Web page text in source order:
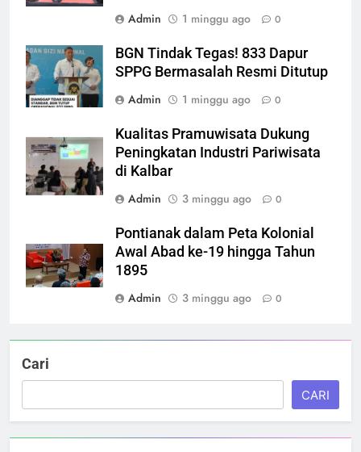
Admin
1 minggu ago 0
BGN Tindak Tegas! 833 Dapur
SPPG Bermasalah Resmi Ditutup
Admin
1 minggu ago 0
Kualitas Pramuwisata Dukung
Peningkatan Industri Pariwisata
di Kalbar
Admin
3 minggu ago 0
Pontianak dalam Peta Kolonial
Awal Abad ke-19 hingga Tahun
1895
Admin
3 minggu ago 0
Cari
CARI